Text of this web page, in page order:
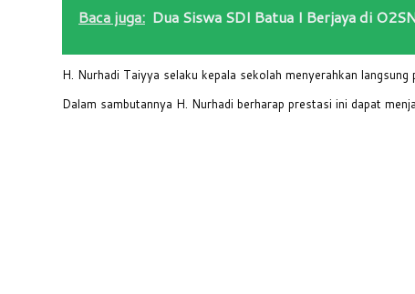
Baca juga: Dua Siswa SDI Batua I Berjaya di
H. Nurhadi Taiyya selaku kepala sekolah menyerahkan
Dalam sambutannya H. Nurhadi berharap prestasi ini dapat